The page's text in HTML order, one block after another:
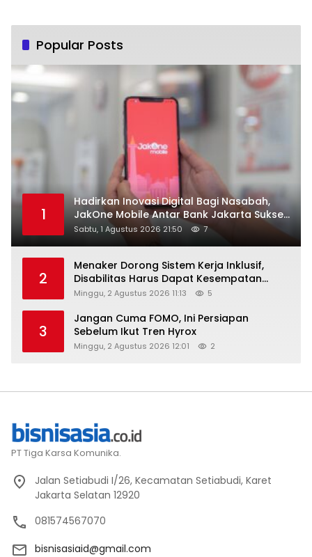
Popular Posts
1
Hadirkan Inovasi Digital Bagi Nasabah,
JakOne Mobile Antar Bank Jakarta Sukses
Raih Digital Excellence Awards 2026
Sabtu, 1 Agustus 2026 21:50 7
2
Menaker Dorong Sistem Kerja Inklusif,
Disabilitas Harus Dapat Kesempatan
Setara
Minggu, 2 Agustus 2026 11:13 5
3
Jangan Cuma FOMO, Ini Persiapan
Sebelum Ikut Tren Hyrox
Minggu, 2 Agustus 2026 12:01 2
PT Tiga Karsa Komunika.
Jalan Setiabudi I/26, Kecamatan Setiabudi, Karet
Jakarta Selatan 12920
081574567070
bisnisasiaid@gmail.com